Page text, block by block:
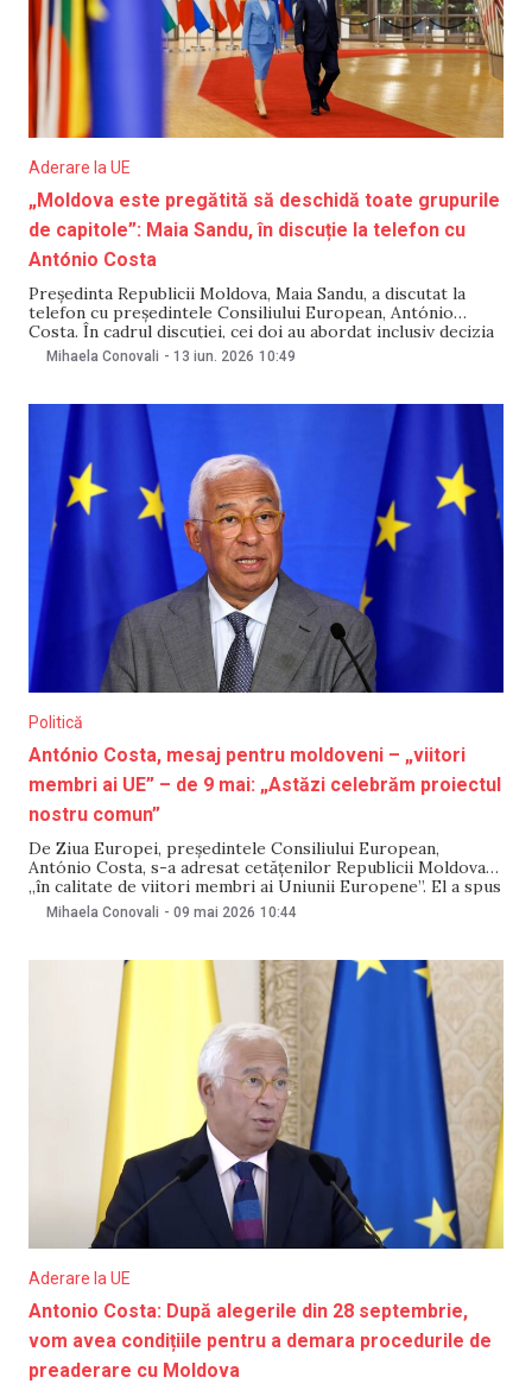
Aderare la UE
„Moldova este pregătită să deschidă toate grupurile
de capitole”: Maia Sandu, în discuție la telefon cu
António Costa
Președinta Republicii Moldova, Maia Sandu, a discutat la
telefon cu președintele Consiliului European, António
Costa. În cadrul discuției, cei doi au abordat inclusiv decizia
convenită de statele membre ale UE de a deschide primul
Mihaela Conovali - 13 iun. 2026 10:49
Politică
António Costa, mesaj pentru moldoveni – „viitori
membri ai UE” – de 9 mai: „Astăzi celebrăm proiectul
nostru comun”
De Ziua Europei, președintele Consiliului European,
António Costa, s-a adresat cetățenilor Republicii Moldova
„în calitate de viitori membri ai Uniunii Europene”. El a spus
că, pe 9 mai, celebrăm proiectul nostru european comun și
Mihaela Conovali - 09 mai 2026 10:44
Aderare la UE
Antonio Costa: După alegerile din 28 septembrie,
vom avea condițiile pentru a demara procedurile de
preaderare cu Moldova